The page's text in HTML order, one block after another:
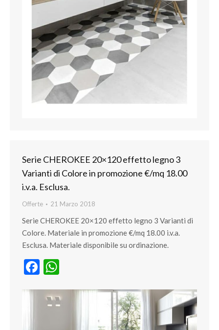
Serie CHEROKEE 20×120 effetto legno 3
Varianti di Colore in promozione €/mq 18.00
i.v.a. Esclusa.
Offerte 21 Marzo 2018
Serie CHEROKEE 20×120 effetto legno 3 Varianti di
Colore. Materiale in promozione €/mq 18.00 i.v.a.
Esclusa. Materiale disponibile su ordinazione.
Facebook